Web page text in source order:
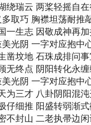
绕瑞云 两桨轻摇自
取巧 胸襟坦荡耐推
一生志 因敬成神再
光阴 一字对应抱中
凿坟地 石珠成排问
无终点 阴阳转化永
光阴 一字对应抱中
为三才 八卦阴阳混
仔细推 阳盛转弱渐
不封山 二老执帚边